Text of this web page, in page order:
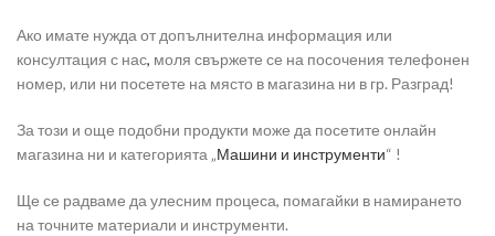
Ако имате нужда от допълнителна информация или
консултация с нас, моля свържете се на посочения телефонен
номер, или ни посетете на място в магазина ни в гр. Разград!
За този и още подобни продукти може да посетите онлайн
магазина ни и категорията „Машини и инструменти“ !
Ще се радваме да улесним процеса, помагайки в намирането
на точните материали и инструменти.